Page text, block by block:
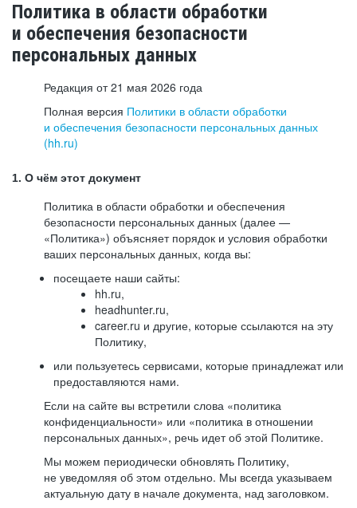
Политика в области обработки
и обеспечения безопасности
персональных данных
Редакция от 21 мая 2026 года
Полная версия Политики в области обработки
и обеспечения безопасности персональных данных
(hh.ru)
1. О чём этот документ
Политика в области обработки и обеспечения
безопасности персональных данных (далее —
«Политика») объясняет порядок и условия обработки
ваших персональных данных, когда вы:
посещаете наши сайты:
hh.ru,
headhunter.ru,
career.ru и другие, которые ссылаются на эту
Политику,
или пользуетесь сервисами, которые принадлежат или
предоставляются нами.
Если на сайте вы встретили слова «политика
конфиденциальности» или «политика в отношении
персональных данных», речь идет об этой Политике.
Мы можем периодически обновлять Политику,
не уведомляя об этом отдельно. Мы всегда указываем
актуальную дату в начале документа, над заголовком.